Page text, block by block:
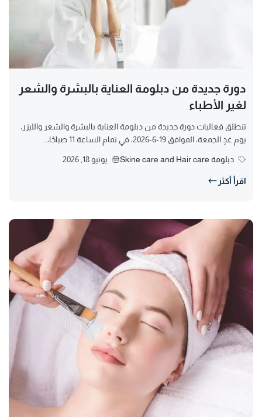
دورة جديدة من دبلومة العناية بالبشرة والشعر
لغير الأطباء
تنطلق فعاليات دورة جديدة من دبلومة العناية بالبشرة والشعر والليزر،
يوم غدٍ الجمعة، الموافق 19-6-2026، في تمام الساعة 11 صباحًا،...
دبلومة Skine care and Hair care يونيو 18, 2026
اقرأ أكثر